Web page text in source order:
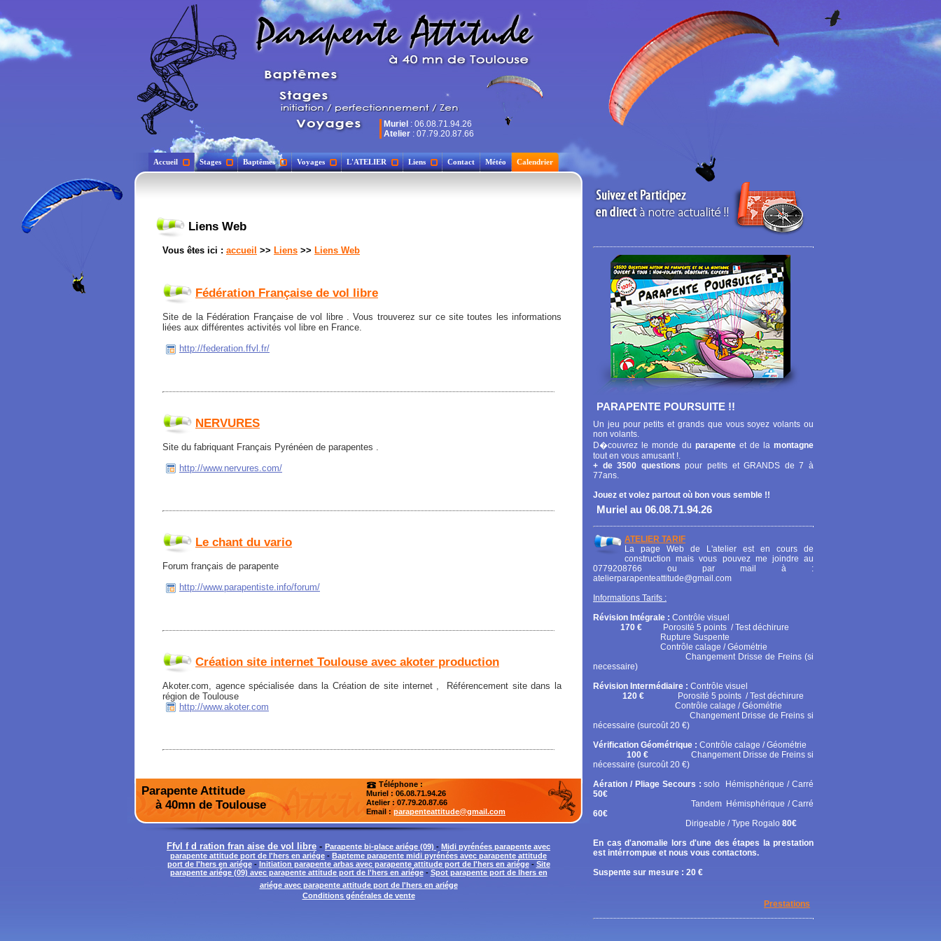
Muriel : 06.08.71.94.26
Atelier : 07.79.20.87.66
Accueil Stages Baptêmes Voyages L'ATELIER Liens Contact Météo Calendrier
Liens Web
Vous êtes ici : accueil >> Liens >> Liens Web
Fédération Française de vol libre
Site de la Fédération Française de vol libre . Vous trouverez sur ce site toutes les informations
liées aux différentes activités vol libre en France.
http://federation.ffvl.fr/
NERVURES
Site du fabriquant Français Pyrénéen de parapentes .
http://www.nervures.com/
Le chant du vario
Forum français de parapente
http://www.parapentiste.info/forum/
Création site internet Toulouse avec akoter production
Akoter.com, agence spécialisée dans la Création de site internet , Référencement site dans la
région de Toulouse
http://www.akoter.com
Parapente Attitude
à 40mn de Toulouse
Téléphone :
Muriel : 06.08.71.94.26
Atelier: 07.79.20.87.66
Email : parapenteattitude@gmail.com
Ffvl f d ration fran aise de vol libre - Parapente bi-place ariége (09) - Midi pyrénées parapente avec
parapente attitude port de l'hers en ariége - Bapteme parapente midi pyrénées avec parapente attitude
port de l'hers en ariége- Initiation parapente arbas avec parapente attitude port de l'hers en ariége- Site
parapente ariége (09) avec parapente attitude port de l'hers en ariége- Spot parapente port de lhers en
ariége avec parapente attitude port de l'hers en ariége
Conditions générales de vente
PARAPENTE POURSUITE !!
Un jeu pour petits et grands que vous soyez volants ou
non volants.
D�couvrez le monde du parapente et de la montagne
tout en vous amusant !.
+ de 3500 questions pour petits et GRANDS de 7 à
77ans.
Jouez et volez partout où bon vous semble !!
Muriel au 06.08.71.94.26
ATELIER TARIF
La page Web de L'atelier est en cours de
construction mais vous pouvez me joindre au
0779208766 ou par mail à :
atelierparapenteattitude@gmail.com
Informations Tarifs :
Révision Intégrale : Contrôle visuel
170 € Porosité 5 points / Test déchirure
Rupture Suspente
Contrôle calage / Géométrie
Changement Drisse de Freins (si
necessaire)
Révision Intermédiaire : Contrôle visuel
120 € Porosité 5 points / Test déchirure
Contrôle calage / Géométrie
Changement Drisse de Freins si
nécessaire (surcoût 20 €)
Vérification Géométrique : Contrôle calage / Géométrie
100 € Changement Drisse de Freins si
nécessaire (surcoût 20 €)
Aération / Pliage Secours :solo
Hémisphérique / Carré
50€
Tandem Hémisphérique / Carré
60€
Dirigeable / Type Rogalo 80€
En cas d'anomalie lors d'une des étapes la prestation
est intérrompue et nous vous contactons.
Suspente sur mesure : 20 €
Prestations